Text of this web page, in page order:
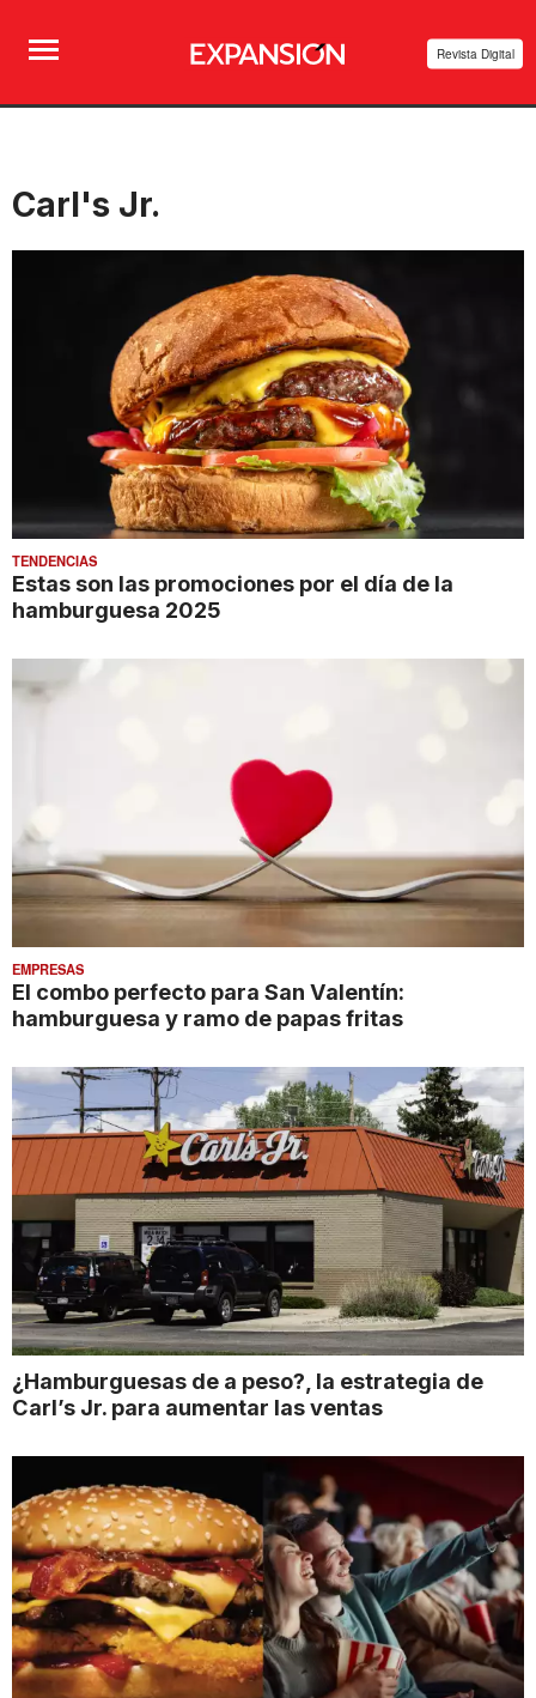
Revista Digital
Carl's Jr.
TENDENCIAS
Estas son las promociones por el día de la
hamburguesa 2025
EMPRESAS
El combo perfecto para San Valentín:
hamburguesa y ramo de papas fritas
¿Hamburguesas de a peso?, la estrategia de
Carl’s Jr. para aumentar las ventas